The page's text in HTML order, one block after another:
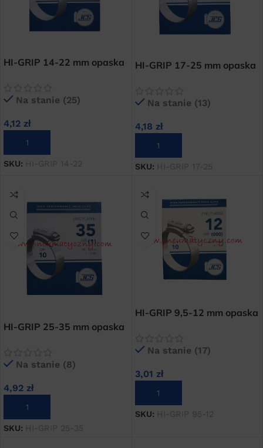
HI-GRIP 14-22 mm opaska
Na stanie (25)
4,12 zł
DODAJ DO KOSZYKA
SKU: HI-GRIP 14-22
HI-GRIP 17-25 mm opaska
Na stanie (13)
4,18 zł
DODAJ DO KOSZYKA
SKU: HI-GRIP 17-25
HI-GRIP 25-35 mm opaska
Na stanie (8)
4,92 zł
DODAJ DO KOSZYKA
SKU: HI-GRIP 25-35
HI-GRIP 9,5-12 mm opaska
Na stanie (17)
3,01 zł
DODAJ DO KOSZYKA
SKU: HI-GRIP 95-12